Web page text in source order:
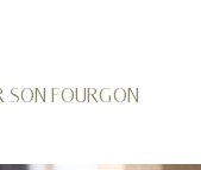
SON FOURGON